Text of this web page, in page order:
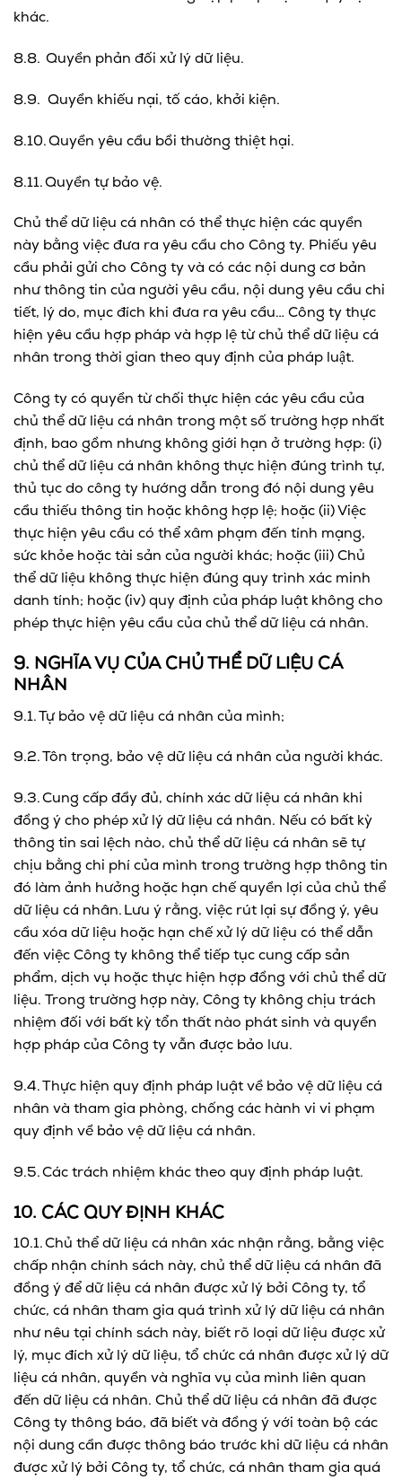
khác.
8.8. Quyền phản đối xử lý dữ liệu.
8.9. Quyền khiếu nại, tố cáo, khởi kiện.
8.10. Quyền yêu cầu bồi thường thiệt hại.
8.11. Quyền tự bảo vệ.
Chủ thể dữ liệu cá nhân có thể thực hiện các quyền
này bằng việc đưa ra yêu cầu cho Công ty. Phiếu yêu
cầu phải gửi cho Công ty và có các nội dung cơ bản
như thông tin của người yêu cầu, nội dung yêu cầu chi
tiết, lý do, mục đích khi đưa ra yêu cầu… Công ty thực
hiện yêu cầu hợp pháp và hợp lệ từ chủ thể dữ liệu cá
nhân trong thời gian theo quy định của pháp luật.
Công ty có quyền từ chối thực hiện các yêu cầu của
chủ thể dữ liệu cá nhân trong một số trường hợp nhất
định, bao gồm nhưng không giới hạn ở trường hợp: (i)
chủ thể dữ liệu cá nhân không thực hiện đúng trình tự,
thủ tục do công ty hướng dẫn trong đó nội dung yêu
cầu thiếu thông tin hoặc không hợp lệ; hoặc (ii) Việc
thực hiện yêu cầu có thể xâm phạm đến tính mạng,
sức khỏe hoặc tài sản của người khác; hoặc (iii) Chủ
thể dữ liệu không thực hiện đúng quy trình xác minh
danh tính; hoặc (iv) quy định của pháp luật không cho
phép thực hiện yêu cầu của chủ thể dữ liệu cá nhân.
9. NGHĨA VỤ CỦA CHỦ THỂ DỮ LIỆU CÁ
NHÂN
9.1. Tự bảo vệ dữ liệu cá nhân của mình;
9.2. Tôn trọng, bảo vệ dữ liệu cá nhân của người khác.
9.3. Cung cấp đầy đủ, chính xác dữ liệu cá nhân khi
đồng ý cho phép xử lý dữ liệu cá nhân. Nếu có bất kỳ
thông tin sai lệch nào, chủ thể dữ liệu cá nhân sẽ tự
chịu bằng chi phí của mình trong trường hợp thông tin
đó làm ảnh hưởng hoặc hạn chế quyền lợi của chủ thể
dữ liệu cá nhân. Lưu ý rằng, việc rút lại sự đồng ý, yêu
cầu xóa dữ liệu hoặc hạn chế xử lý dữ liệu có thể dẫn
đến việc Công ty không thể tiếp tục cung cấp sản
phẩm, dịch vụ hoặc thực hiện hợp đồng với chủ thể dữ
liệu. Trong trường hợp này, Công ty không chịu trách
nhiệm đối với bất kỳ tổn thất nào phát sinh và quyền
hợp pháp của Công ty vẫn được bảo lưu.
9.4. Thực hiện quy định pháp luật về bảo vệ dữ liệu cá
nhân và tham gia phòng, chống các hành vi vi phạm
quy định về bảo vệ dữ liệu cá nhân.
9.5. Các trách nhiệm khác theo quy định pháp luật.
10. CÁC QUY ĐỊNH KHÁC
10.1. Chủ thể dữ liệu cá nhân xác nhận rằng, bằng việc
chấp nhận chính sách này, chủ thể dữ liệu cá nhân đã
đồng ý để dữ liệu cá nhân được xử lý bởi Công ty, tổ
chức, cá nhân tham gia quá trình xử lý dữ liệu cá nhân
như nêu tại chính sách này, biết rõ loại dữ liệu được xử
lý, mục đích xử lý dữ liệu, tổ chức cá nhân được xử lý dữ
liệu cá nhân, quyền và nghĩa vụ của mình liên quan
đến dữ liệu cá nhân. Chủ thể dữ liệu cá nhân đã được
Công ty thông báo, đã biết và đồng ý với toàn bộ các
nội dung cần được thông báo trước khi dữ liệu cá nhân
được xử lý bởi Công ty, tổ chức, cá nhân tham gia quá